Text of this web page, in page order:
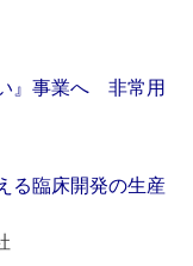
』事業へ 非常用
る臨床開発の生産